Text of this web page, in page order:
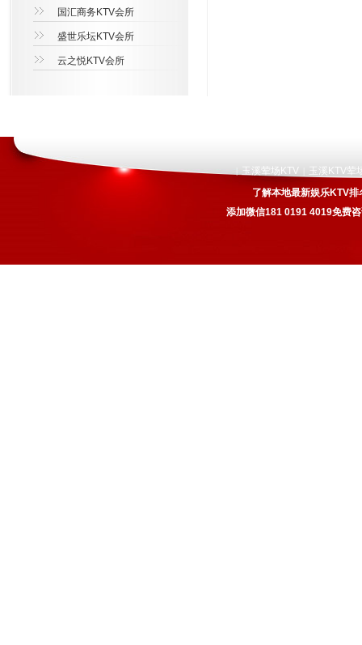
国汇商务KTV会所
盛世乐坛KTV会所
云之悦KTV会所
玉溪荤场KTV
玉溪KTV荤
了解本地最新娱乐KTV
添加微信181 0191 4019免费